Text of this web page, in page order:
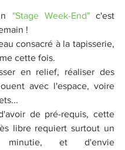
"Stage Week-End" c'est
!
consacré à la tapisserie,
cette fois.
en relief, réaliser des
avec l'espace, voire
de pré-requis, cette
libre requiert surtout un
et d'envie